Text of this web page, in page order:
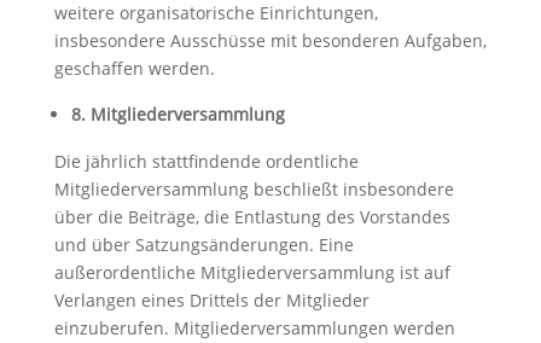
weitere organisatorische Einrichtungen,
insbesondere Ausschüsse mit besonderen Aufgaben,
geschaffen werden.
8. Mitgliederversammlung
Die jährlich stattfindende ordentliche
Mitgliederversammlung beschließt insbesondere
über die Beiträge, die Entlastung des Vorstandes
und über Satzungsänderungen. Eine
außerordentliche Mitgliederversammlung ist auf
Verlangen eines Drittels der Mitglieder
einzuberufen. Mitgliederversammlungen werden